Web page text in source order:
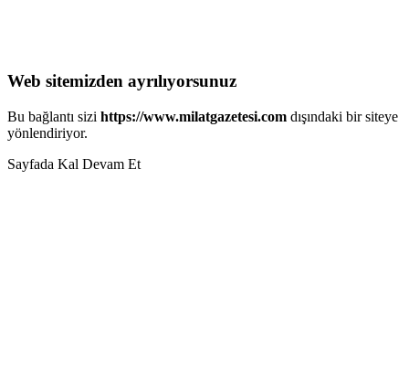
Web sitemizden ayrılıyorsunuz
Bu bağlantı sizi https://www.milatgazetesi.com dışındaki bir siteye
yönlendiriyor.
Sayfada Kal Devam Et